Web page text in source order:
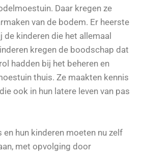
Daar kregen ze
van de bodem. Er heerste
kinderen die het allemaal
kregen de boodschap dat
hadden bij het beheren en
thuis. Ze maakten kennis
ook in hun latere leven van pas
en hun kinderen moeten nu zelf
met opvolging door